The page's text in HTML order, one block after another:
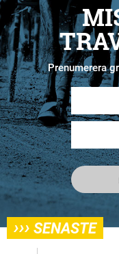
Prenumerera
››› SENASTE